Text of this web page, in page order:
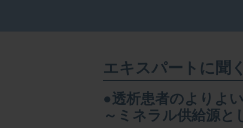
エキスパートに聞く
●透析患者のよりよ
～ミネラル供給源と